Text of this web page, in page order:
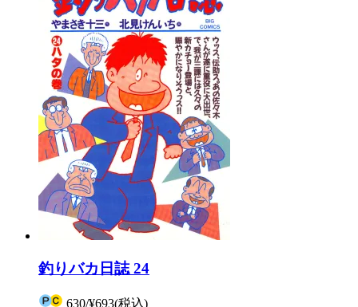
釣りバカ日誌 24
630/¥693(税込)